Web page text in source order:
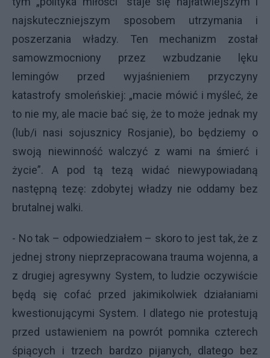
najskuteczniejszym sposobem utrzymania i
poszerzania władzy. Ten mechanizm został
samowzmocniony przez wzbudzanie lęku
lemingów przed wyjaśnieniem przyczyny
katastrofy smoleńskiej: „macie mówić i myśleć, że
to nie my, ale macie bać się, że to może jednak my
(lub/i nasi sojusznicy Rosjanie), bo będziemy o
swoją niewinność walczyć z wami na śmierć i
życie”. A pod tą tezą widać niewypowiadaną
następną tezę: zdobytej władzy nie oddamy bez
brutalnej walki.
- No tak – odpowiedziałem – skoro to jest tak, że z
jednej strony nieprzepracowana trauma wojenna, a
z drugiej agresywny System, to ludzie oczywiście
będą się cofać przed jakimikolwiek działaniami
kwestionującymi System. I dlatego nie protestują
przed ustawieniem na powrót pomnika czterech
śpiących i trzech bardzo pijanych, dlatego bez